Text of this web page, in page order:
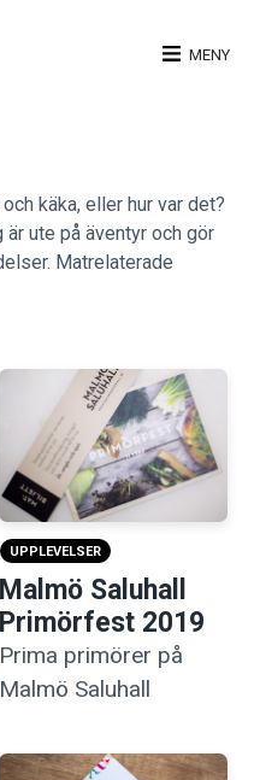
MENY
käka, eller hur var det?
är ute på äventyr och gör
Matrelaterade
UPPLEVELSER
Malmö Saluhall
Primörfest 2019
Prima primörer på
Malmö Saluhall